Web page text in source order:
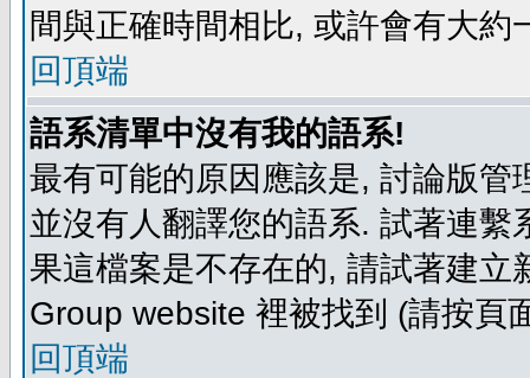
間與正確時間相比, 或許會有大約
回頂端
語系清單中沒有我的語系!
最有可能的原因應該是, 討論版
並沒有人翻譯您的語系. 試著連
果這檔案是不存在的, 請試著建
Group website 裡被找到 (請按頁
回頂端